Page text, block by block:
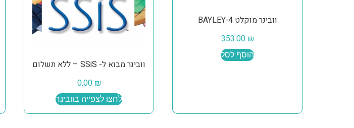
וובינר מוקלט BAYLEY-4
353.00 ₪
הוסף לסל
וובינר מבוא ל- SSiS – ללא תשלום
0.00 ₪
לחצו לצפייה בוובינר